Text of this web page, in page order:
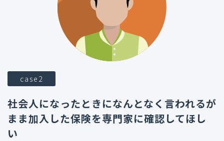
case2
社会人になったときになんとなく言われるが
まま加入した保険を専門家に確認してほし
い